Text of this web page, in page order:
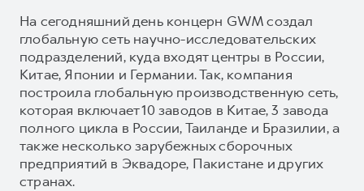
На сегодняшний день концерн GWM создал
глобальную сеть научно-исследовательских
подразделений, куда входят центры в России,
Китае, Японии и Германии. Так, компания
построила глобальную производственную сеть,
которая включает 10 заводов в Китае, 3 завода
полного цикла в России, Таиланде и Бразилии, а
также несколько зарубежных сборочных
предприятий в Эквадоре, Пакистане и других
странах.